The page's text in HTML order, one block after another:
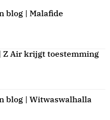
blog | Malafide
Z Air krijgt toestemming
blog | Witwaswalhalla